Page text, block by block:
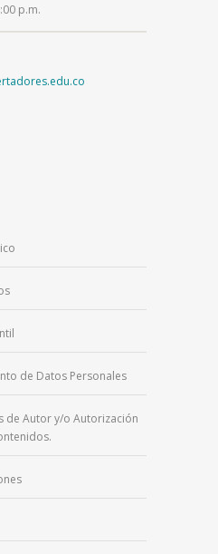
p.m.
de Datos Personales
de Autor y/o Autorización